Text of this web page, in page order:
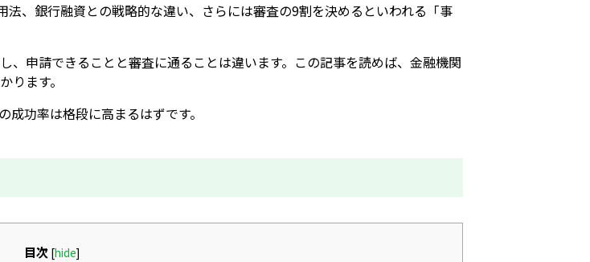
、銀行融資との戦略的な違い、さらには審査の9割を決めるといわれる「事
、申請できることと審査に通ることは違います。この記事を読めば、金融機関
ります。
功率は格段に高まるはずです。
目次 [hide]